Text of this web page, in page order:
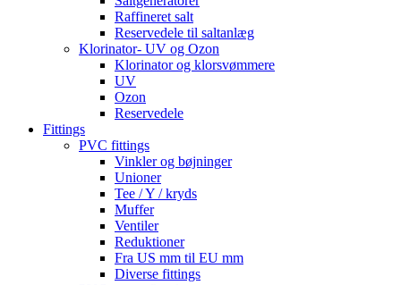
Raffineret salt
Reservedele til saltanlæg
Klorinator- UV og Ozon
Klorinator og klorsvømmere
UV
Ozon
Reservedele
Fittings
PVC fittings
Vinkler og bøjninger
Unioner
Tee / Y / kryds
Muffer
Ventiler
Reduktioner
Fra US mm til EU mm
Diverse fittings